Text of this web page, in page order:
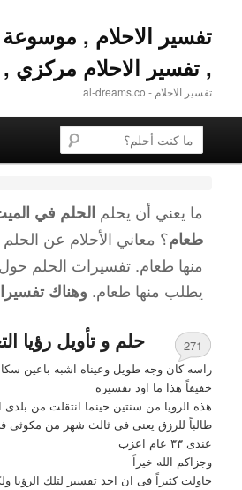
تفسير الاحلام , موسوعة
, تفسير الاحلام مركزي ,
تفسير الاحلام - al-dreams.co
القائمة الرئيسية
التخطي إلى المحتوى الأساسي
تخطي إلى المحتوى الثانوية
البحث عن
ما يعني أن يحلم الحلم في
طعام؟ معاني الأحلام عن
منها طعام. تفسيرات الحلم حول
يطلب منها طعام. وهناك تفسيرات
حلم و تأويل رؤيا
271
راسه كان وجه طويل وعيناه اشبه باعين
خفيفاً هذا ما اود تفسيره
هذه الرويا من سنتين حينما انتقلت من بلدى
طالباً للرزق يعنى فى ثالث شهر من مكوثى
عندى ٣٣ عام اعزب
وجزاكم الله خيراً
حاولت كثيراً فى ان اجد تفسير لتلك الرؤيا